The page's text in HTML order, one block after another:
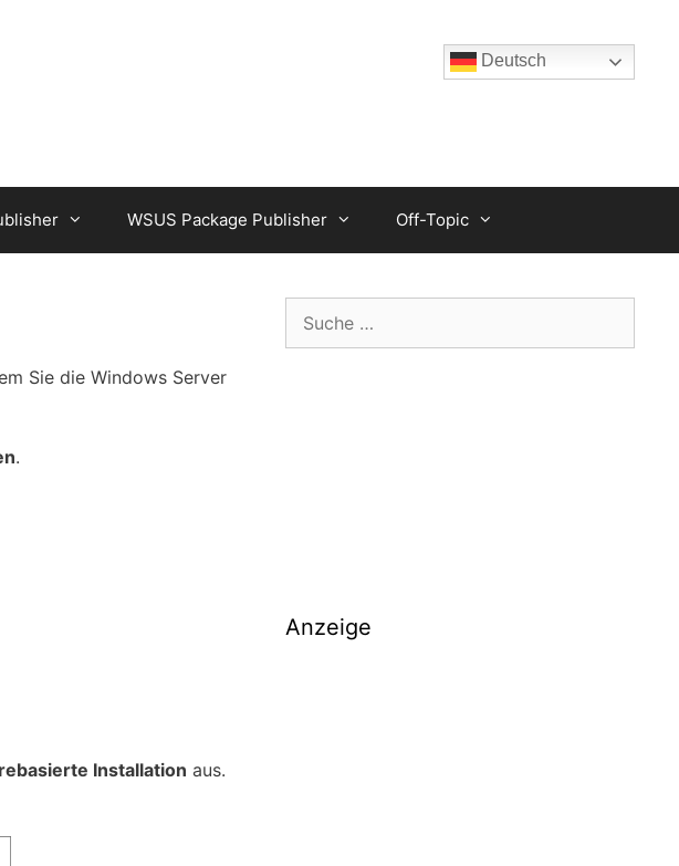
Deutsch
WSUS Package Publisher Off-Topic
Sie die Windows Server
.
Installation aus.
Anzeige